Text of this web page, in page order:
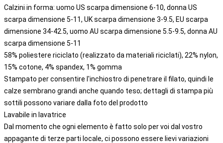
Calzini in forma: uomo US scarpa dimensione 6-10, donna US
scarpa dimensione 5-11, UK scarpa dimensione 3-9.5, EU scarpa
dimensione 34-42.5, uomo AU scarpa dimensione 5.5-9.5, donna AU
scarpa dimensione 5-11
58% poliestere riciclato (realizzato da materiali riciclati), 22% nylon,
15% cotone, 4% spandex, 1% gomma
Stampato per consentire l'inchiostro di penetrare il filato, quindi le
calze sembrano grandi anche quando teso; dettagli di stampa più
sottili possono variare dalla foto del prodotto
Lavabile in lavatrice
Dal momento che ogni elemento è fatto solo per voi dal vostro
appagante di terze parti locale, ci possono essere lievi variazioni